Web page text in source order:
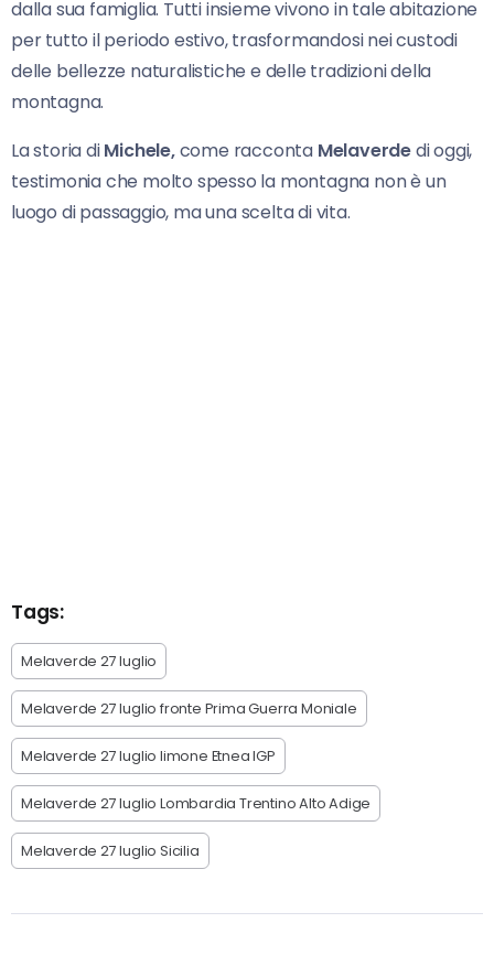
dalla sua famiglia. Tutti insieme vivono in tale abitazione
per tutto il periodo estivo, trasformandosi nei custodi
delle bellezze naturalistiche e delle tradizioni della
montagna.
La storia diMichele,come racconta Melaverdedi oggi,
testimonia che molto spesso la montagna non è un
luogo di passaggio, ma una scelta di vita.
Tags:
Melaverde 27 luglio
Melaverde 27 luglio fronte Prima Guerra Moniale
Melaverde 27 luglio limone Etnea IGP
Melaverde 27 luglio Lombardia Trentino Alto Adige
Melaverde 27 luglio Sicilia